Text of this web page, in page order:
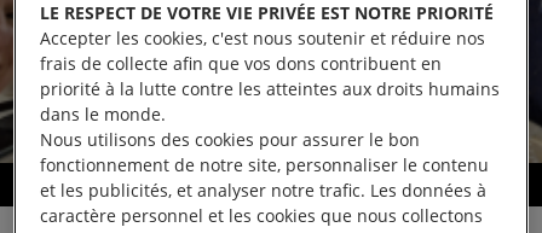
Défendre les droits humains
LE RESPECT DE VOTRE VIE PRIVÉE EST NOTRE PRIORITÉ
Accepter les cookies, c'est nous soutenir et réduire nos
frais de collecte afin que vos dons contribuent en
priorité à la lutte contre les atteintes aux droits humains
dans le monde.
Nous utilisons des cookies pour assurer le bon
fonctionnement de notre site, personnaliser le contenu
et les publicités, et analyser notre trafic. Les données à
caractère personnel et les cookies que nous collectons